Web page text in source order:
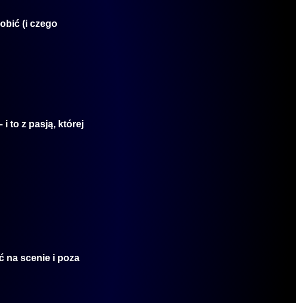
(i czego
i to z pasją, której
na scenie i poza